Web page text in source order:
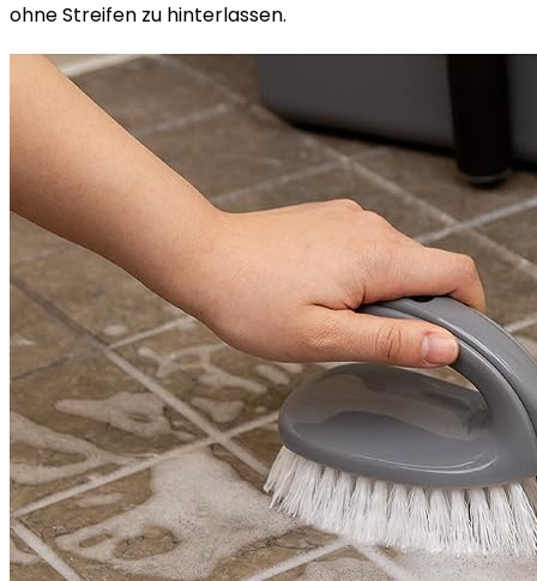
ohne Streifen zu hinterlassen.